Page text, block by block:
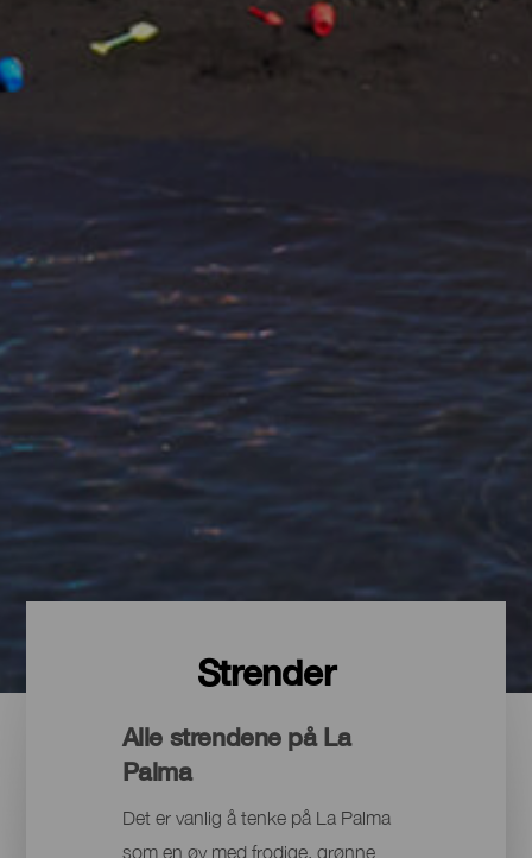
Strender
Alle strendene på La
Palma
Det er vanlig å tenke på La Palma
som en øy med frodige, grønne